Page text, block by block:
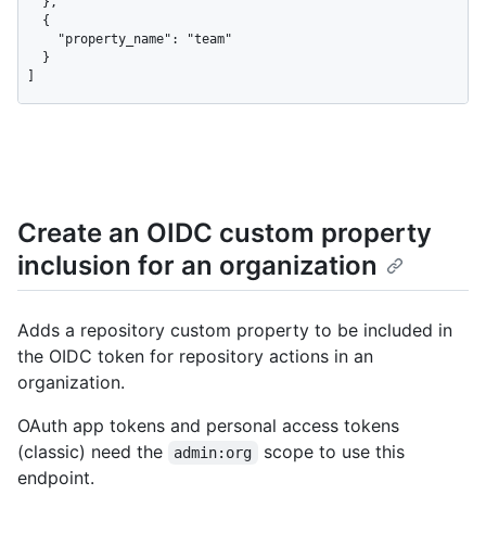
Create an OIDC custom property
inclusion for an organization
Adds a repository custom property to be included in
the OIDC token for repository actions in an
organization.
OAuth app tokens and personal access tokens
(classic) need the
admin:org
scope to use this
endpoint.